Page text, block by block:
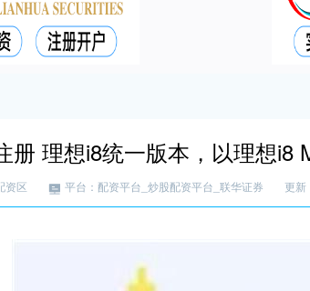
册 理想i8统一版本，以理想i8
资区 平台：配资平台_炒股配资平台_联华证券 更新